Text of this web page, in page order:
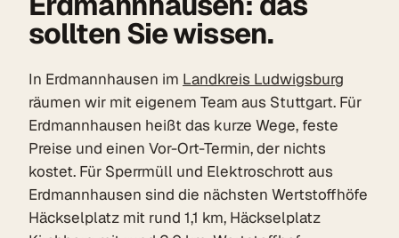
sollten Sie wissen.
In Erdmannhausen im Landkreis Ludwigsburg
räumen wir mit eigenem Team aus Stuttgart. Für
Erdmannhausen heißt das kurze Wege, feste
Preise und einen Vor-Ort-Termin, der nichts
kostet. Für Sperrmüll und Elektroschrott aus
Erdmannhausen sind die nächsten Wertstoffhöfe
Häckselplatz mit rund 1,1 km, Häckselplatz